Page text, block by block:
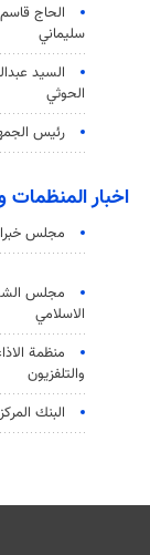
الحاج قاسم
سليماني
السید
الحوثي
رئيس
اخبار
مجلس
مجلس
الاسلامي
منظمة
والتلفزیون
البنك